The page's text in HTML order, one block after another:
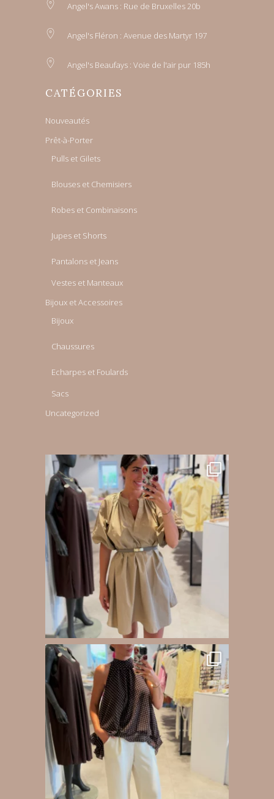
Angel's Awans : Rue de Bruxelles 20b
Angel's Fléron : Avenue des Martyr 197
Angel's Beaufays : Voie de l'air pur 185h
CATÉGORIES
Nouveautés
Prêt-à-Porter
Pulls et Gilets
Blouses et Chemisiers
Robes et Combinaisons
Jupes et Shorts
Pantalons et Jeans
Vestes et Manteaux
Bijoux et Accessoires
Bijoux
Chaussures
Echarpes et Foulards
Sacs
Uncategorized